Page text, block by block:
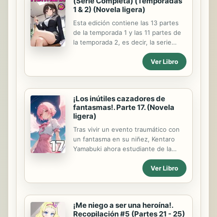
1 & 2) (Novela ligera)
Esta edición contiene las 13 partes
de la temporada 1 y las 11 partes de
la temporada 2, es decir, la serie
completa a un precio reducido. Mini
serie de comedia. Koharu es un
estudiante de preparatoria escéptico
habilidad de ver fantasmas, para solo
percatarse que uno de ellos ha
estado viviendo en su departamento
todo este tiempo. Contenido.
Temporada 1: Prólogo. Capítulo 1:
Koharu, el chico escéptico. Capítulo
2: Ai, la chica fantasma. Capítulo 3:
Haruhi, la espiritista. Extra #1.
Capítulo 4: El club de ocultismo.
Capítulo 5: Rival literaria....
Ver Libro
¡Los inútiles cazadores de
fantasmas!. Parte 17. (Novela
ligera)
Tras vivir un evento traumático con
un fantasma en su niñez, Kentaro
Yamabuki ahora estudiante de la
preparatoria Tokyo North Hall
decidirá convertirse en un cazador
de fantasmas para buscar al espíritu
exorcizarlo de una vez por todas. Sin
embargo.. no todo irá tan fluido
Ver Libro
¡Me niego a ser una heroína!.
Recopilación #5 (Partes 21 - 25)